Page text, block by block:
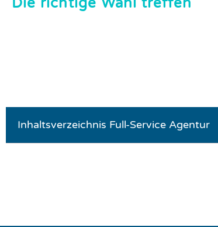
Inhaltsverzeichnis Full-Service Agentur